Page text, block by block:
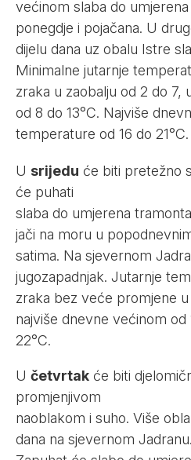
većinom slaba do
ponegdje i pojačana. U
dijelu dana uz obalu Istre
Minimalne jutarnje
zraka u zaobalju od 2 do 7,
od 8 do 13°C. Najviše
temperature od 16 do 21°C.
U srijedu će biti pretežno
će puhati
slaba do umjerena
jači na moru u
satima. Na sjevernom
jugozapadnjak. Jutarnje
zraka bez veće promjene
najviše dnevne većinom od
22°C.
U četvrtak će biti
promjenjivom
naoblakom i suho. Više
dana na sjevernom Jadranu.